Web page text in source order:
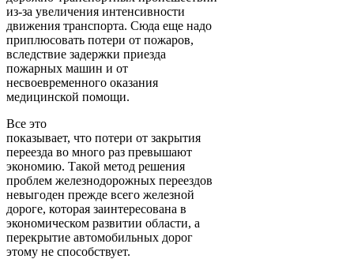
из-за увеличения интенсивности
движения транспорта. Сюда еще надо
приплюсовать потери от пожаров,
вследствие задержки приезда
пожарных машин и от
несвоевременного оказания
медицинской помощи.
Все это
показывает, что потери от закрытия
переезда во много раз превышают
экономию. Такой метод решения
проблем железнодорожных переездов
невыгоден прежде всего железной
дороге, которая заинтересована в
экономическом развитии области, а
перекрытие автомобильных дорог
этому не способствует.